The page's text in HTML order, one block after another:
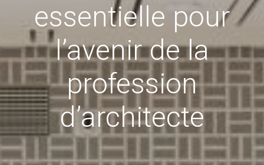
essentielle pour
l’avenir de la
profession
d’architecte